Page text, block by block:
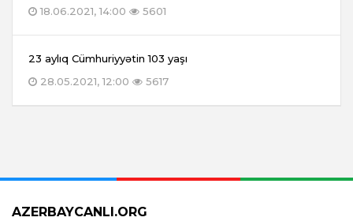
18.06.2021, 14:00
5601
23 aylıq Cümhuriyyətin 103 yaşı
28.05.2021, 12:00
5617
AZERBAYCANLI.ORG